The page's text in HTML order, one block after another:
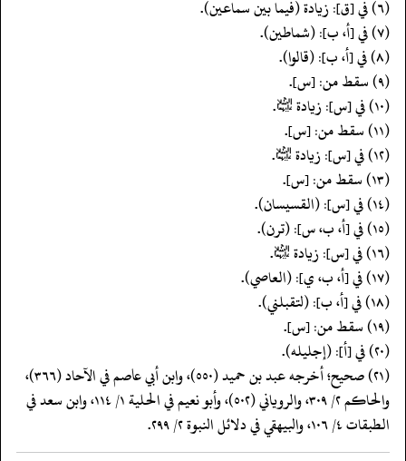
(٦) في [ق]: زيادة (فيما بين سماعين).
(٧) في [أ، ب]: (شماطين).
(٨) في [أ، ب]: (قالوا).
(٩) سقط من: [س].
(١٠) في [س]: زيادة ﵉.
(١١) سقط من: [س].
(١٢) في [س]: زيادة ﵉.
(١٣) سقط من: [س].
(١٤) في [س]: (القسيسان).
(١٥) في [أ، ب، س]: (ترن).
(١٦) في [س]: زيادة ﵉.
(١٧) في [أ، ب، ي]: (العاصي).
(١٨) في [أ، ب]: (لتقبلني).
(١٩) سقط من: [س].
(٢٠) في [أ]: (إجليله).
(٢١) صحيح؛ أخرجه عبد بن حميد (٥٥٠)، وابن أبي عاصم في الآحاد (٣٦٦)،
والحاكم ٢/ ٣٠٩، والروياني (٥٠٢)، وأبو نعيم في الحلية ١/ ١١٤، وابن سعد في
الطبقات ٤/ ١٠٦، والبيهقي في دلائل النبوة ٢/ ٢٩٩.